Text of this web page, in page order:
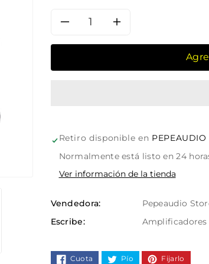
Stetsom
BRAVO
400.4
cantidad
Stetsom
BRAVO
400.4
Retiro disponible en PEPEAUDIO
Normalmente está listo en 24
Ver información de la tienda
Vendedora:
Pepeaudio
Escribe:
Amplificadores
Cuota Pío Fijarlo